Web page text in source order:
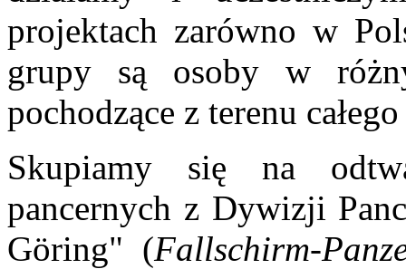
projektach zarówno w
grupy są osoby w
pochodzące z terenu
Skupiamy się na
pancernych z Dywizji
Göring" (Fallschirm-